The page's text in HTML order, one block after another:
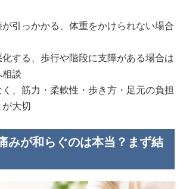
引っかかる、体重をかけられない場合
する、歩行や階段に支障がある場合は
相談
、筋力・柔軟性・歩き方・足元の負担
大切
みが和らぐのは本当？まず結